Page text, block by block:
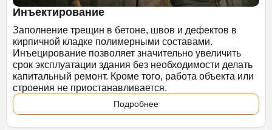
Инъектирование
Заполнение трещин в бетоне, швов и дефектов в
кирпичной кладке полимерными составами.
Инъецирование позволяет значительно увеличить
срок эксплуатации здания без необходимости делать
капитальный ремонт. Кроме того, работа объекта или
строения не приостанавливается.
Подробнее